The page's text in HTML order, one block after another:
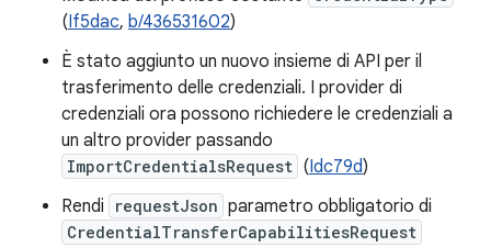
(If5dac, b/436531602)
È stato aggiunto un nuovo insieme di API per il
trasferimento delle credenziali. I provider di
credenziali ora possono richiedere le credenziali a
un altro provider passando
ImportCredentialsRequest (Idc79d)
Rendi
requestJson parametro obbligatorio di
CredentialTransferCapabilitiesRequest